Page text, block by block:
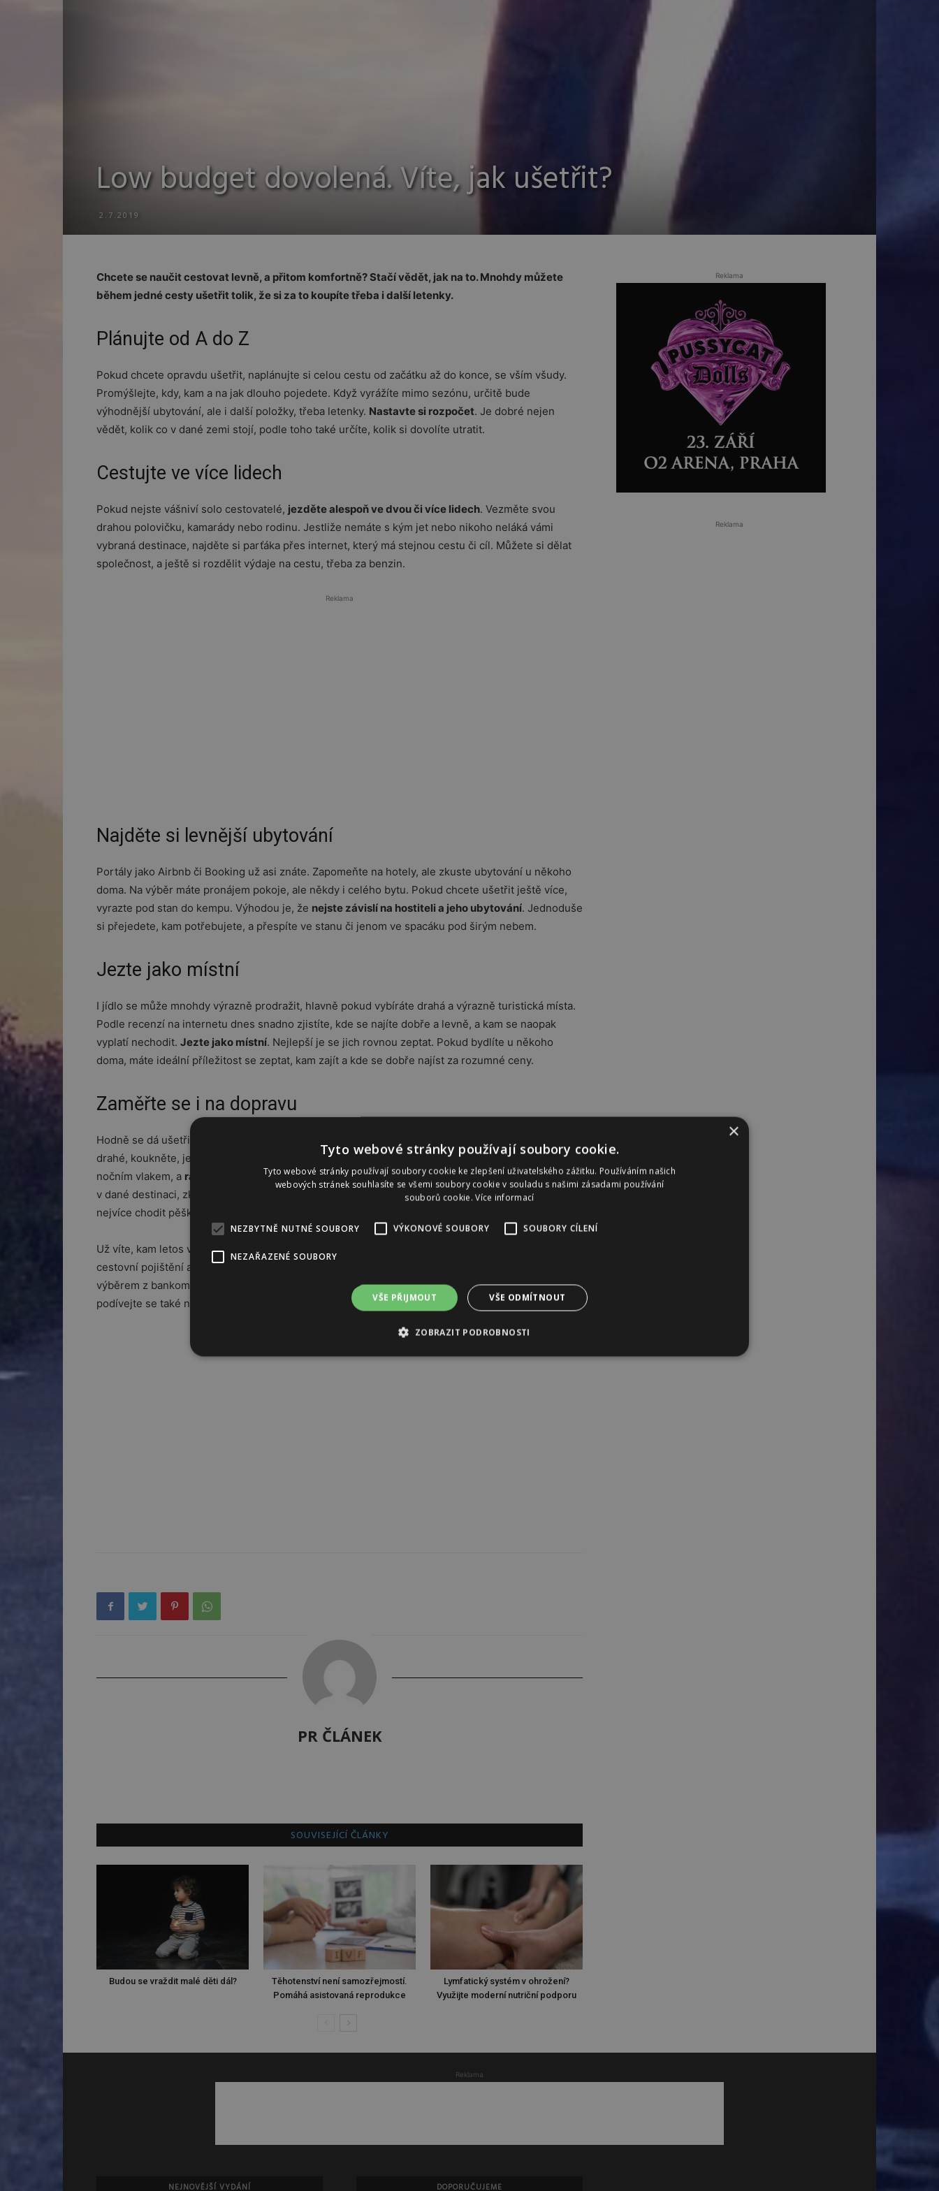
Low budget dovolená. Víte, jak ušetřit?
2.7.2019
Chcete se naučit cestovat levně, a přitom komfortně? Stačí vědět, jak na to. Mnohdy můžete
během jedné cesty ušetřit tolik, že si za to koupíte třeba i další letenky.
Plánujte od A do Z
Pokud chcete opravdu ušetřit, naplánujte si celou cestu od začátku až do konce, se vším všudy.
Promýšlejte, kdy, kam a na jak dlouho pojedete. Když vyrážíte mimo sezónu, určitě bude
výhodnější ubytování, ale i další položky, třeba letenky. Nastavte si rozpočet. Je dobré nejen
vědět, kolik co v dané zemi stojí, podle toho také určíte, kolik si dovolíte utratit.
Cestujte ve více lidech
Pokud nejste vášniví solo cestovatelé, jezděte alespoň ve dvou či více lidech. Vezměte svou
drahou polovičku, kamarády nebo rodinu. Jestliže nemáte s kým jet nebo nikoho neláká vámi
vybraná destinace, najděte si parťáka přes internet, který má stejnou cestu či cíl. Můžete si dělat
společnost, a ještě si rozdělit výdaje na cestu, třeba za benzin.
Reklama
Najděte si levnější ubytování
Portály jako Airbnb či Booking už asi znáte. Zapomeňte na hotely, ale zkuste ubytování u někoho
doma. Na výběr máte pronájem pokoje, ale někdy i celého bytu. Pokud chcete ušetřit ještě více,
vyrazte pod stan do kempu. Výhodou je, že nejste závislí na hostiteli a jeho ubytování. Jednoduše
si přejedete, kam potřebujete, a přespíte ve stanu či jenom ve spacáku pod širým nebem.
Jezte jako místní
I jídlo se může mnohdy výrazně prodražit, hlavně pokud vybíráte drahá a výrazně turistická místa.
Podle recenzí na internetu dnes snadno zjistíte, kde se najíte dobře a levně, a kam se naopak
vyplatí nechodit. Jezte jako místní. Nejlepší je se jich rovnou zeptat. Pokud bydlíte u někoho
doma, máte ideální příležitost se zeptat, kam zajít a kde se dobře najíst za rozumné ceny.
Zaměřte se i na dopravu
Hodně se dá ušetřit také na dopravě. Pokud chcete jet v rámci Evropy a letenky se vám zdají
drahé, koukněte, jestli neušetříte, když vyrazíte autobusem či vlakem. Někdy je výhodné vyrazit
nočním vlakem, a ráno už můžete klidně koukat na moře. Jestliže plánujete pronajímat auto
v dané destinaci, zkuste to ve více lidech. Nebo si pronajměte skútr či kolo. Ve městech zkuste co
nejvíce chodit pěšky a MHD využít jen co nejméně, na delší vzdálenosti. I za to se dá dost ušetřit.
Už víte, kam letos vyrazíte? Ať už to bude do Čech nebo do zahraničí, nezapomeňte vyřídit
cestovní pojištění a vybavit se pro všechny případy hotovostí. Zřiďte si
výběrem z bankomatu, například u MONETA Money Bank zdarma. Pokud se vydáte do zahraničí,
podívejte se také na
PR ČLÁNEK
SOUVISEJÍCÍ ČLÁNKY
Budou se vraždit malé děti dál?
Těhotenství není samozřejmostí.
Pomáhá asistovaná reprodukce
Lymfatický systém v ohrožení?
Využijte moderní nutriční podporu
Reklama
Reklama
Reklama
NEJNOVĚJŠÍ VYDÁNÍ DOPORUČUJEME
×
Tyto webové stránky používají soubory cookie.
Tyto webové stránky používají soubory cookie ke zlepšení uživatelského zážitku. Používáním našich
webových stránek souhlasíte se všemi soubory cookie v souladu s našimi zásadami používání
souborů cookie.Více informací
NEZBYTNĚ NUTNÉ SOUBORY VÝKONOVÉ SOUBORY SOUBORY CÍLENÍ
NEZAŘAZENÉ SOUBORY
VŠE PŘIJMOUT VŠE ODMÍTNOUT
ZOBRAZIT PODROBNOSTI